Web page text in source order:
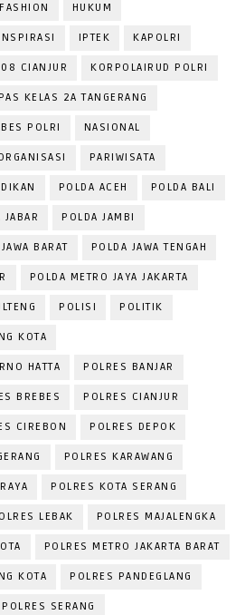
FASHION HUKUM
IPTEK KAPOLRI
CIANJUR KORPOLAIRUD POLRI
KELAS 2A TANGERANG
POLRI NASIONAL
PARIWISATA
POLDA ACEH POLDA BALI
JABAR POLDA JAMBI
BARAT POLDA JAWA TENGAH
POLDA METRO JAYA JAKARTA
POLISI POLITIK
KOTA
HATTA POLRES BANJAR
BREBES POLRES CIANJUR
CIREBON POLRES DEPOK
POLRES KARAWANG
POLRES KOTA SERANG
LEBAK POLRES MAJALENGKA
POLRES METRO JAKARTA BARAT
KOTA POLRES PANDEGLANG
POLRES SERANG